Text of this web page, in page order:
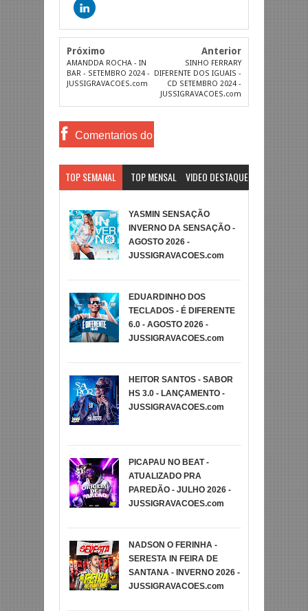
Próximo
AMANDDA ROCHA - IN
BAR - SETEMBRO 2024 -
JUSSIGRAVACOES.com
Anterior
SINHO FERRARY
DIFERENTE DOS IGUAIS -
CD SETEMBRO 2024 -
JUSSIGRAVACOES.com
Comentarios do
TOP SEMANAL TOP MENSAL VIDEO DESTAQUE
YASMIN SENSAÇÃO
INVERNO DA SENSAÇÃO -
AGOSTO 2026 -
JUSSIGRAVACOES.com
EDUARDINHO DOS
TECLADOS - É DIFERENTE
6.0 - AGOSTO 2026 -
JUSSIGRAVACOES.com
HEITOR SANTOS - SABOR
HS 3.0 - LANÇAMENTO -
JUSSIGRAVACOES.com
PICAPAU NO BEAT -
ATUALIZADO PRA
PAREDÃO - JULHO 2026 -
JUSSIGRAVACOES.com
NADSON O FERINHA -
SERESTA IN FEIRA DE
SANTANA - INVERNO 2026 -
JUSSIGRAVACOES.com